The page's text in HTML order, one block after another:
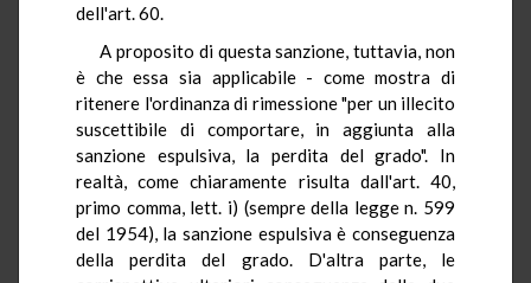
dell'art. 60.
A proposito di questa sanzione, tuttavia, non
è che essa sia applicabile - come mostra di
ritenere l'ordinanza di rimessione "per un illecito
suscettibile di comportare, in aggiunta alla
sanzione espulsiva, la perdita del grado". In
realtà, come chiaramente risulta dall'art. 40,
primo comma, lett. i) (sempre della legge n. 599
del 1954), la sanzione espulsiva è conseguenza
della perdita del grado. D'altra parte, le